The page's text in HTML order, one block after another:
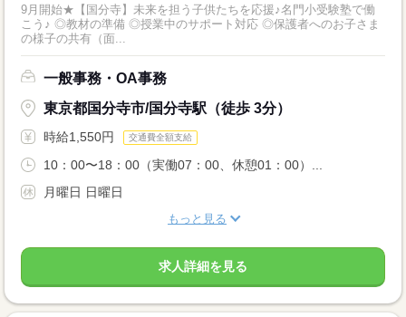
9月開始★【国分寺】未来を担う子供たちを応援♪名門小受験塾で働
こう♪ ◎教材の準備 ◎授業中のサポート対応 ◎保護者へのお子さま
の様子の共有（面...
一般事務・OA事務
東京都国分寺市/国分寺駅（徒歩 3分）
時給1,550円 交通費全額支給
10：00〜18：00（実働07：00、休憩01：00）...
月曜日 日曜日
もっと見る
求人詳細を見る